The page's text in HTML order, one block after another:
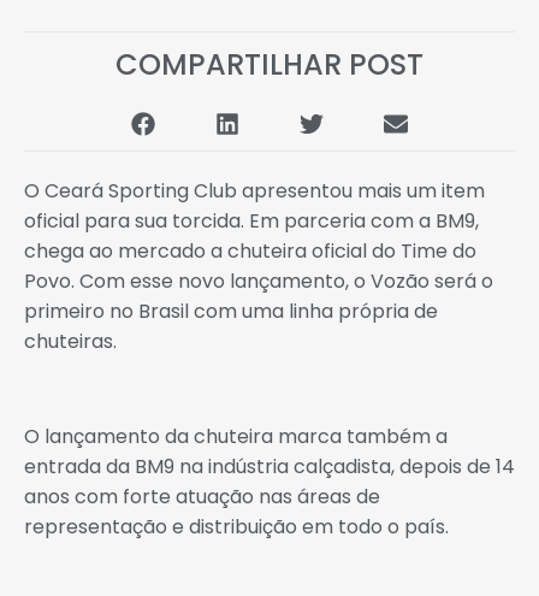
COMPARTILHAR POST
O Ceará Sporting Club apresentou mais um item
oficial para sua torcida. Em parceria com a BM9,
chega ao mercado a chuteira oficial do Time do
Povo. Com esse novo lançamento, o Vozão será o
primeiro no Brasil com uma linha própria de
chuteiras.
O lançamento da chuteira marca também a
entrada da BM9 na indústria calçadista, depois de 14
anos com forte atuação nas áreas de
representação e distribuição em todo o país.